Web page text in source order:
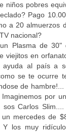
niños pobres
Pago
a 20 almuerzos
nacional?
Plasma de
viejitos en
al país a
se te ocurre
de
Imaginemos por
Carlos
un mercedes de
Y los muy